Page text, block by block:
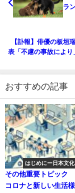
ラ
【訃報】俳優の板
表「不慮の事故によ
おすすめの記事
はじめにー日本文
その他重要トピック
コロナと新しい生活